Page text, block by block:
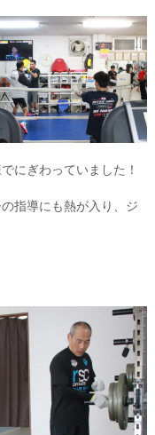
にぎわっていました！
指導にも熱が入り、ジ